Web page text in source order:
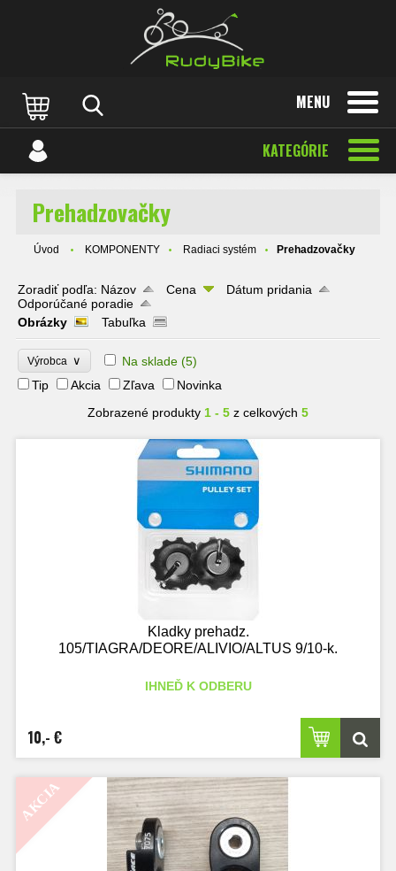
MENU
KATEGÓRIE
Prehadzovačky
Úvod KOMPONENTY Radiaci systém Prehadzovačky
Zoradiť podľa: Názov Cena
Dátum pridania
Odporúčané poradie
Obrázky
Tabuľka
Výrobca ∨ Na sklade (5)
Tip
Akcia Zľava
Novinka
Zobrazené produkty 1 - 5 z celkových 5
Kladky prehadz.
105/TIAGRA/DEORE/ALIVIO/ALTUS 9/10-k.
IHNEĎ K ODBERU
10,- €
AKCIA